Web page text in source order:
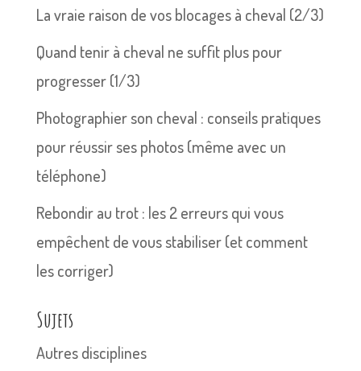
La vraie raison de vos blocages à cheval (2/3)
Quand tenir à cheval ne suffit plus pour
progresser (1/3)
Photographier son cheval : conseils pratiques
pour réussir ses photos (même avec un
téléphone)
Rebondir au trot : les 2 erreurs qui vous
empêchent de vous stabiliser (et comment
les corriger)
Sujets
Autres disciplines